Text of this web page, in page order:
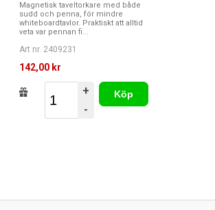
Magnetisk taveltorkare med både
sudd och penna, för mindre
whiteboardtavlor. Praktiskt att alltid
veta var pennan fi...
Art nr. 2409231
142,00 kr
+
-
Köp